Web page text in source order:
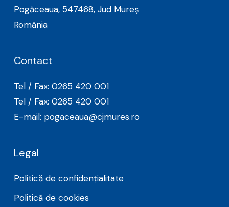
Pogăceaua, 547468, Jud Mureș
România
Contact
Tel / Fax: 0265 420 001
Tel / Fax: 0265 420 001
E-mail: pogaceaua@cjmures.ro
Legal
Politică de confidențialitate
Politică de cookies